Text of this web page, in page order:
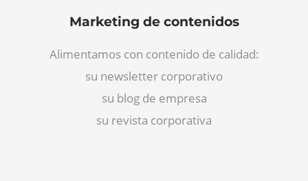
Marketing de contenidos
Alimentamos con contenido de calidad:
su newsletter corporativo
su blog de empresa
su revista corporativa